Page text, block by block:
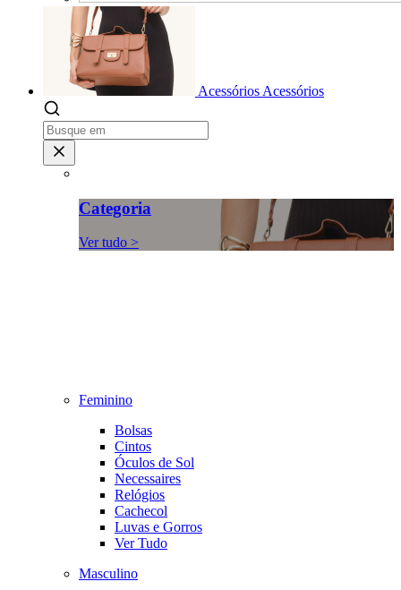
Acessórios Acessórios
Categoria
Ver tudo >
Feminino
Bolsas
Cintos
Óculos de Sol
Necessaires
Relógios
Cachecol
Luvas e Gorros
Ver Tudo
Masculino